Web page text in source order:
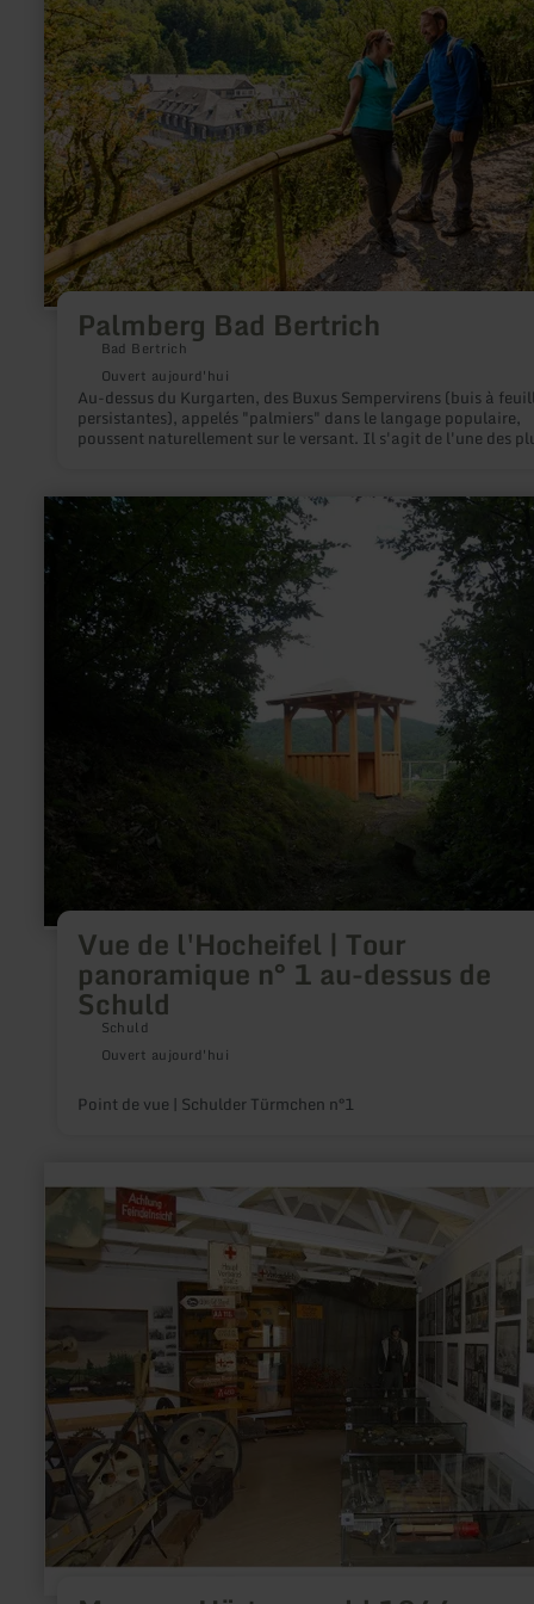
Palmberg Bad Bertrich
Bad Bertrich
Ouvert aujourd'hui
Au-dessus du Kurgarten, des Buxus Sempervirens (buis à
persistantes), appelés "palmiers" dans le langage populaire,
poussent naturellement sur le versant. Il s'agit de l'une des
:
Palmberg
Bad
Bertrich
Vue de l'Hocheifel | Tour
panoramique n° 1 au-dessus de
Schuld
Schuld
Ouvert aujourd'hui
Point de vue | Schulder Türmchen n°1
en
savoir
plus
l'Hocheifel
panoramique
savoir
Museum
1944